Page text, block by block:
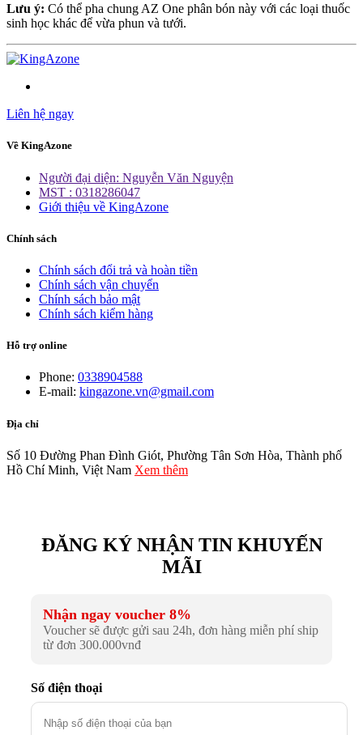
Lưu ý: Có thể pha chung AZ One phân bón này với các loại thuốc
sinh học khác để vừa phun và tưới.
Liên hệ ngay
Về KingAzone
Người đại diện: Nguyễn Văn Nguyện
MST : 0318286047
Giới thiệu về KingAzone
Chính sách
Chính sách đổi trả và hoàn tiền
Chính sách vận chuyển
Chính sách bảo mật
Chính sách kiểm hàng
Hỗ trợ online
Phone: 0338904588
E-mail: kingazone.vn@gmail.com
Địa chỉ
Số 10 Đường Phan Đình Giót, Phường Tân Sơn Hòa, Thành phố
Hồ Chí Minh, Việt Nam Xem thêm
ĐĂNG KÝ NHẬN TIN KHUYẾN
MÃI
Nhận ngay voucher 8%
Voucher sẽ được gửi sau 24h, đơn hàng miễn phí ship
từ đơn 300.000vnđ
Số điện thoại